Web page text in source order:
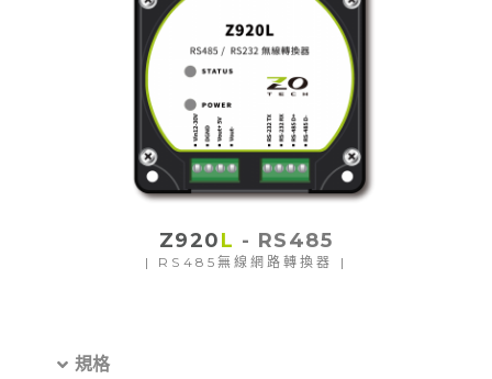
Z920L - RS485
| RS485無線網路轉換器 |
規格